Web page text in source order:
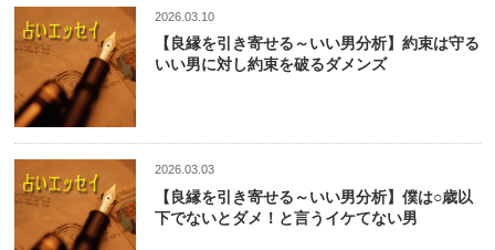
2026.03.10
【良縁を引き寄せる～いい男分析】約束は守る
いい男に対し約束を破るダメンズ
2026.03.03
【良縁を引き寄せる～いい男分析】僕は○歳以
下でないとダメ！と言うイケてない男